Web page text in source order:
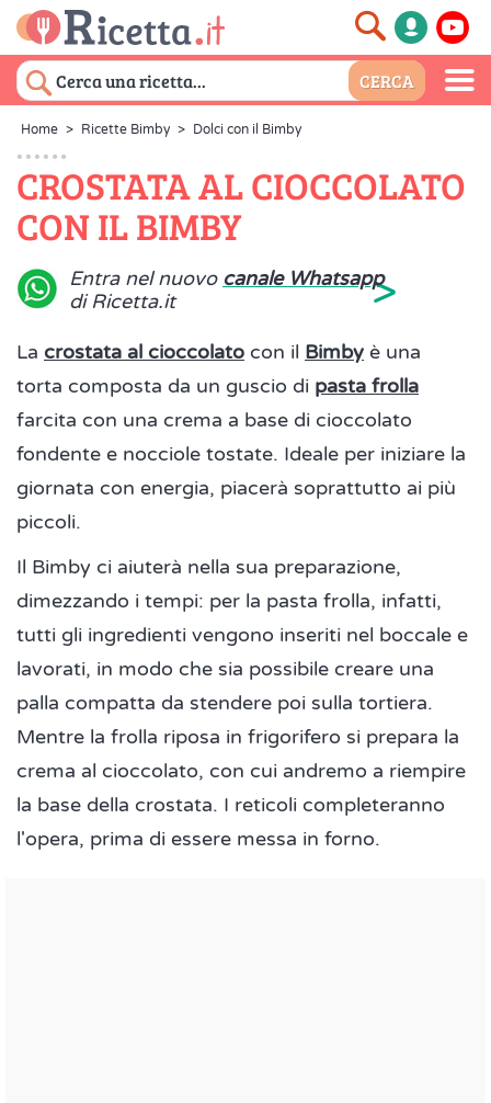
Home > Ricette Bimby > Dolci con il Bimby
CROSTATA AL CIOCCOLATO
CON IL BIMBY
Entra nel nuovo canale Whatsapp
di Ricetta.it
>
La crostata al cioccolato con il Bimby è una
torta composta da un guscio di pasta frolla
farcita con una crema a base di cioccolato
fondente e nocciole tostate. Ideale per iniziare la
giornata con energia, piacerà soprattutto ai più
piccoli.
Il Bimby ci aiuterà nella sua preparazione,
dimezzando i tempi: per la pasta frolla, infatti,
tutti gli ingredienti vengono inseriti nel boccale e
lavorati, in modo che sia possibile creare una
palla compatta da stendere poi sulla tortiera.
Mentre la frolla riposa in frigorifero si prepara la
crema al cioccolato, con cui andremo a riempire
la base della crostata. I reticoli completeranno
l'opera, prima di essere messa in forno.